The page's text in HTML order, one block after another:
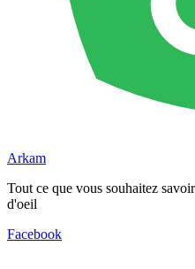
Arkam
Tout ce que vous souhaitez
d'oeil
Facebook